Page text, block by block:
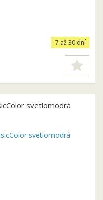
7 až 30 dní
svetlomodrá